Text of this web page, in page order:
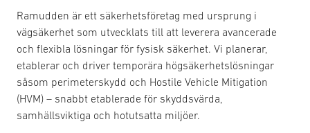
Ramudden är ett säkerhetsföretag med ursprung i
vägsäkerhet som utvecklats till att leverera avancerade
och flexibla lösningar för fysisk säkerhet. Vi planerar,
etablerar och driver temporära högsäkerhetslösningar
såsom perimeterskydd och Hostile Vehicle Mitigation
(HVM) – snabbt etablerade för skyddsvärda,
samhällsviktiga och hotutsatta miljöer.